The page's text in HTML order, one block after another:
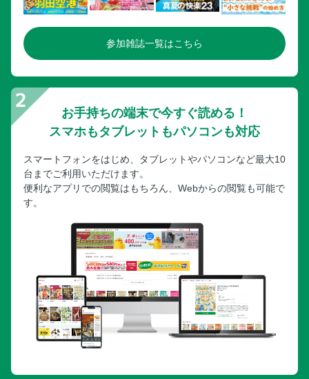
参加雑誌一覧はこちら
お手持ちの端末で今すぐ読める！
スマホもタブレットもパソコンも対応
スマートフォンをはじめ、タブレットやパソコンなど最大10
台までご利用いただけます。
便利なアプリでの閲覧はもちろん、Webからの閲覧も可能で
す。